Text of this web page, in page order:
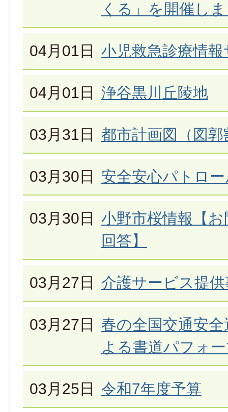
くる」を開催し
04月01日 小児救急診療情
04月01日 浄谷黒川丘陵地
03月31日 都市計画図（図郭
03月30日 安全安心パトロ
03月30日 小野市桜情報【
回答】
03月27日 介護サービス提
03月27日 春の全国交通安
よる書道パフォ
03月25日 令和7年度予算